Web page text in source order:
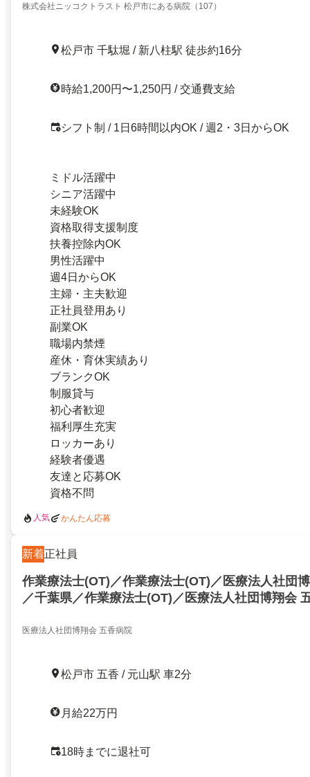
株式会社ニッコクトラスト 松戸市にある病院（107）
松戸市 千駄堀 / 新八柱駅 徒歩約16分
時給1,200円〜1,250円 / 交通費支給
シフト制 / 1日6時間以内OK / 週2・3日からOK
ミドル活躍中
シニア活躍中
未経験OK
資格取得支援制度
扶養控除内OK
男性活躍中
週4日からOK
主婦・主夫歓迎
正社員登用あり
副業OK
職場内禁煙
産休・育休実績あり
ブランクOK
制服貸与
初心者歓迎
福利厚生充実
ロッカーあり
経験者優遇
友達と応募OK
資格不問
人気 かんたん応募
新着正社員
作業療法士(OT)／作業療法士(OT)／医療法人社団
／千葉県／作業療法士(OT)／医療法人社団博翔会
医療法人社団博翔会 五香病院
松戸市 五香 / 元山駅 車2分
月給22万円
18時までに退社可